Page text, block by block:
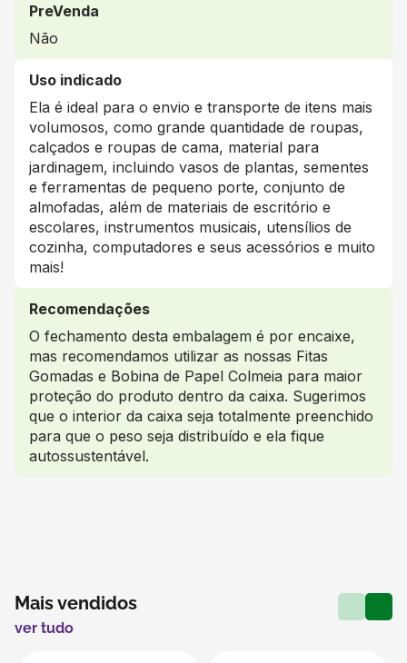
PreVenda
Não
Uso indicado
Ela é ideal para o envio e transporte de itens mais
volumosos, como grande quantidade de roupas,
calçados e roupas de cama, material para
jardinagem, incluindo vasos de plantas, sementes
e ferramentas de pequeno porte, conjunto de
almofadas, além de materiais de escritório e
escolares, instrumentos musicais, utensílios de
cozinha, computadores e seus acessórios e muito
mais!
Recomendações
O fechamento desta embalagem é por encaixe,
mas recomendamos utilizar as nossas Fitas
Gomadas e Bobina de Papel Colmeia para maior
proteção do produto dentro da caixa. Sugerimos
que o interior da caixa seja totalmente preenchido
para que o peso seja distribuído e ela fique
autossustentável.
Mais vendidos
ver tudo